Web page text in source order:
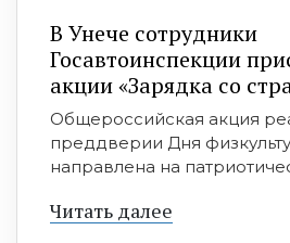
В Унече сотрудники
Госавтоинспекции
акции «Зарядка со
Общероссийская акция
преддверии Дня
направлена на
Читать далее